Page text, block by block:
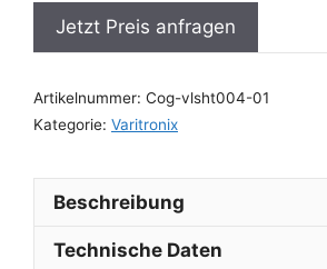
Jetzt Preis anfragen
Artikelnummer: Cog-vlsht004-01
Kategorie: Varitronix
Beschreibung
Technische Daten